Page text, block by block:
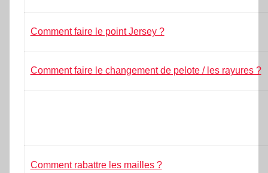
Comment faire le point Jersey ?
Comment faire le changement de pelote / les rayures ?
Comment rabattre les mailles ?